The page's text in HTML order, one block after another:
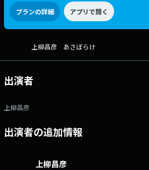
プランの詳細 アプリで開く
上柳昌彦 あさぼらけ
出演者
上柳昌彦
出演者の追加情報
上柳昌彦